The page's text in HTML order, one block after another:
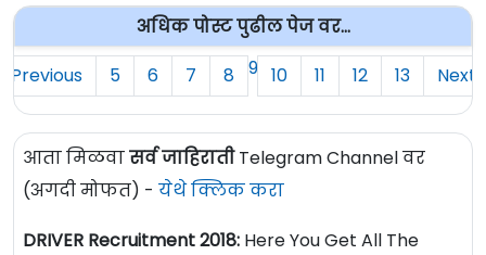
अधिक पोस्ट पुढील पेज वर...
Previous
5 6 7 8 9 10 11 12 13 Next
आता मिळवासर्व जाहिरातीTelegram Channel वर
(अगदी मोफत) - येथे क्लिक करा
DRIVER Recruitment 2018: Here You Get All The